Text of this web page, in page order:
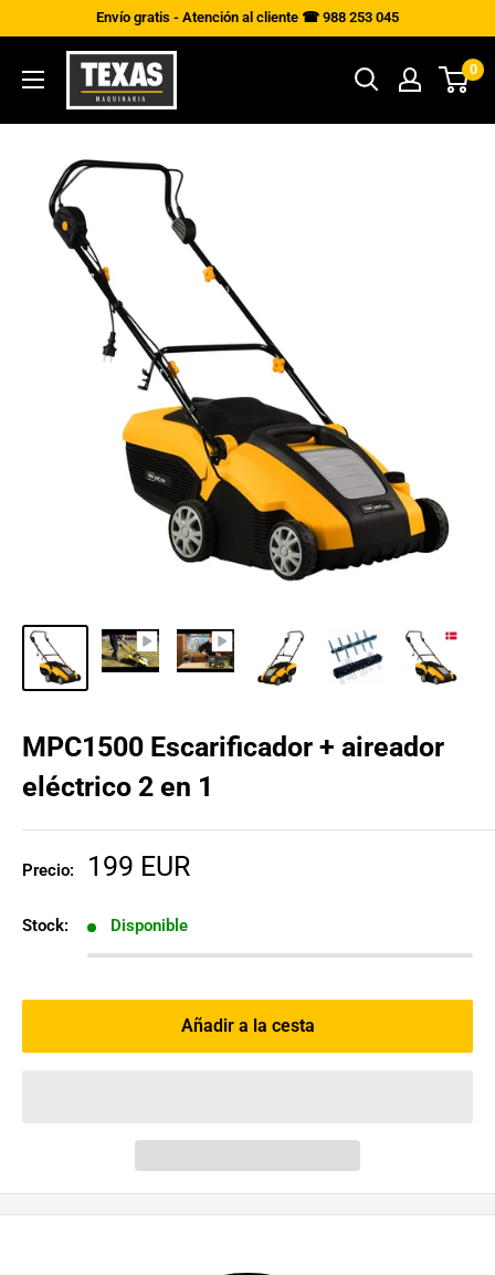
contenido
Envío gratis - Atención al cliente ☎ 988 253 045
Texas
Maquinaria
0
MPC1500 Escarificador + aireador
eléctrico 2 en 1
Precio:
Precio
venta
199 EUR
Stock: Disponible
Añadir a la cesta